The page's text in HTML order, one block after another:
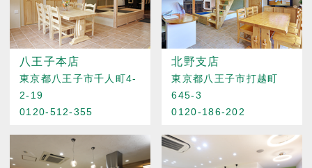
八王子本店
東京都八王子市千人町4-
2-19
0120-512-355
北野支店
東京都八王子市打越町
645-3
0120-186-202